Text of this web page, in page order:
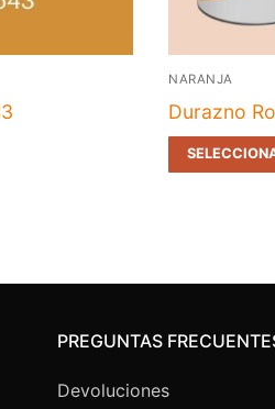
NARANJA
Durazno
PREGUNTAS
Devoluciones